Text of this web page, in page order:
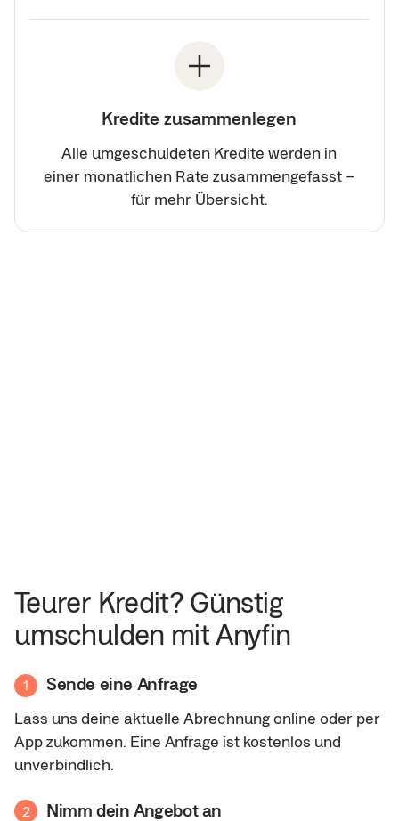
Kredite zusammenlegen
Alle umgeschuldeten Kredite werden in
einer monatlichen Rate zusammengefasst –
für mehr Übersicht.
Teurer Kredit? Günstig
umschulden mit Anyfin
1 Sende eine Anfrage
Lass uns deine aktuelle Abrechnung online oder per
App zukommen. Eine Anfrage ist kostenlos und
unverbindlich.
2 Nimm dein Angebot an